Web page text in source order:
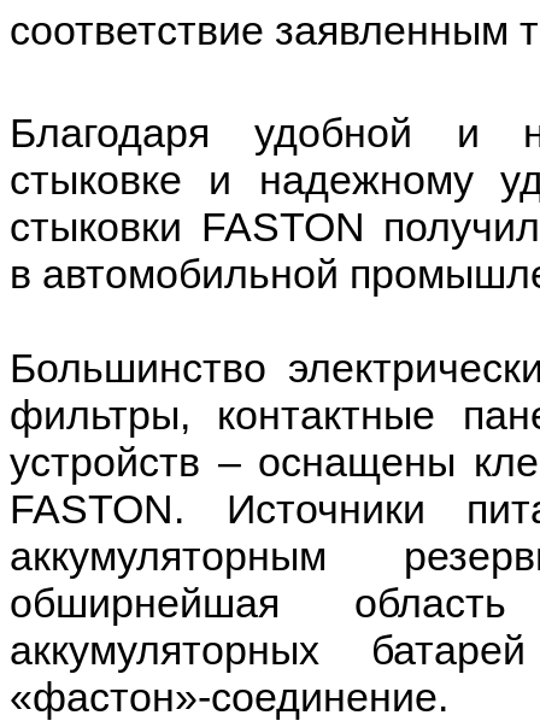
соответствие заявленным
Благодаря удобной и
стыковке и надежному
стыковки FASTON
в автомобильной
Большинство
фильтры, контактные
устройств – оснащены
FASTON. Источники
аккумуляторным
обширнейшая
аккумуляторных
«фастон»-соединение.